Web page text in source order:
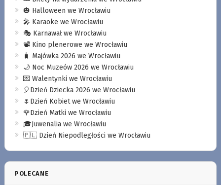
🎃 Halloween we Wrocławiu
🎤 Karaoke we Wrocławiu
🎭 Karnawał we Wrocławiu
📽️ Kino plenerowe we Wrocławiu
🧳 Majówka 2026 we Wrocławiu
🌙 Noc Muzeów 2026 we Wrocławiu
💌 Walentynki we Wrocławiu
🎈Dzień Dziecka 2026 we Wrocławiu
🌷Dzień Kobiet we Wrocławiu
🌹Dzień Matki we Wrocławiu
🎓Juwenalia we Wrocławiu
🇵🇱 Dzień Niepodległości we Wrocławiu
POLECANE